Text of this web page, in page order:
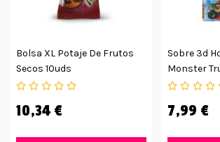
Bolsa XL Potaje De Frutos
Secos 10uds
10,34 €
Sobre 3d
Monster
7,99 €